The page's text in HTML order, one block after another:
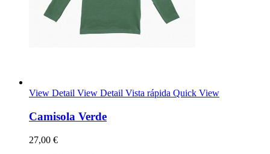
View Detail View Detail Vista rápida Quick View
Camisola Verde
27,00 €